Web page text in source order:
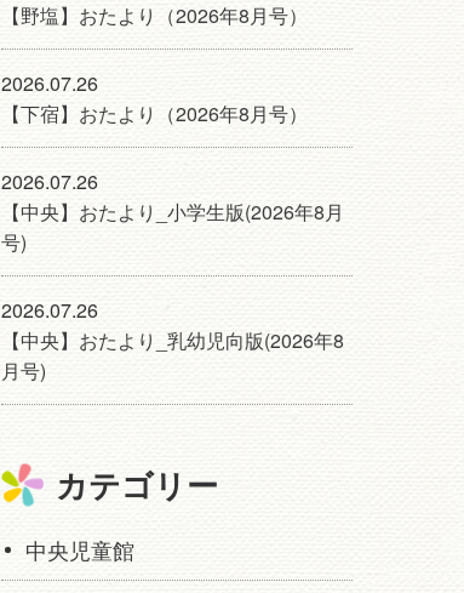
【野塩】おたより（2026年8月号）
2026.07.26
【下宿】おたより（2026年8月号）
2026.07.26
【中央】おたより_小学生版(2026年8月
号)
2026.07.26
【中央】おたより_乳幼児向版(2026年8
月号)
カテゴリー
中央児童館